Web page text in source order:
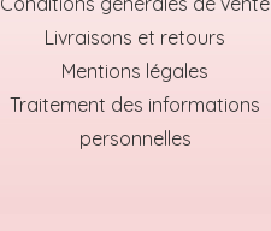
Livraisons et retours
Mentions légales
Traitement des informations
personnelles